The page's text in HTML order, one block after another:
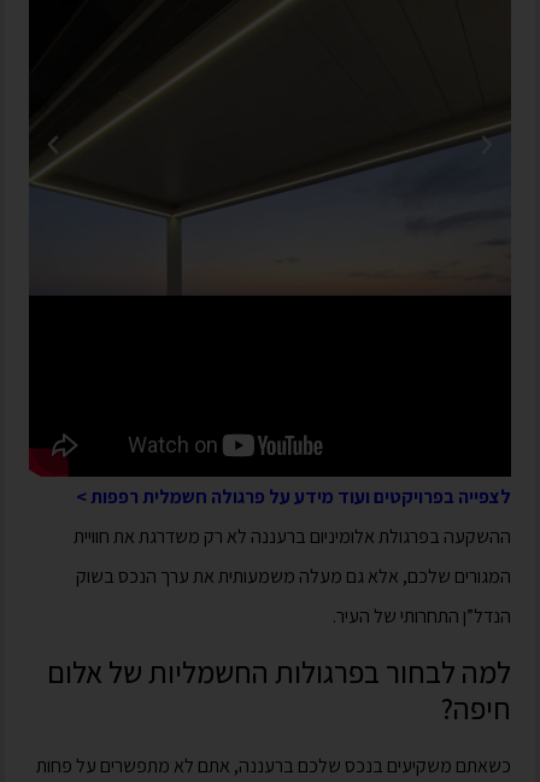
לצפייה בפרויקטים ועוד מידע על פרגולה חשמלית רפפות >
ההשקעה בפרגולת אלומיניום ברעננה לא רק משדרגת את חוויית
המגורים שלכם, אלא גם מעלה משמעותית את ערך הנכס בשוק
הנדל”ן התחרותי של העיר.
למה לבחור בפרגולות החשמליות של אלום
חיפה?
כשאתם משקיעים בנכס שלכם ברעננה, אתם לא מתפשרים על פחות